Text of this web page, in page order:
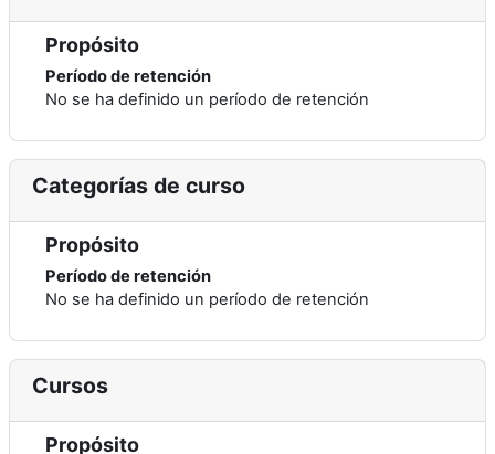
Propósito
Período de retención
No se ha definido un período de retención
Categorías de curso
Propósito
Período de retención
No se ha definido un período de retención
Cursos
Propósito